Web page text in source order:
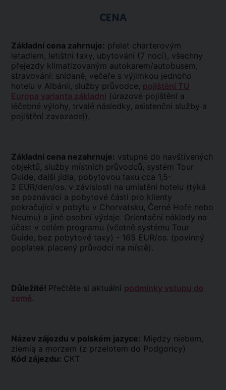
CENA
Základní cena zahrnuje: přelet charterovým
letadlem, letištní taxy, ubytování (7 nocí), všechny
přejezdy klimatizovaným autokarem/autobusem,
stravování: snídaně, večeře s výjimkou jednoho
hotelu v Albánii, služby průvodce, pojištění TU
Europa varianta základní (úrazové pojištění a
léčebné výlohy, trvalé následky, asistenční služby a
pojištění zavazadel).
Základní cena nezahrnuje: vstupné do navštívených
objektů, služby místních průvodců, systém Tour
Guide, další jídla, pobytovou taxu cca 1,5-
2 EUR/den/os. v závislosti na umístění hotelu (týká
se poznávací a pobytové části pro klienty
pokračující v pobytu v Chorvatsku, Černé Hoře nebo
Neumu) a jiné osobní výdaje. Orientační náklady na
účast v celém programu (včetně systému Tour
Guide, bez pobytové taxy) - 165 EUR/os. (povinný
poplatek placený průvodci na místě).
Důležité! Přečtěte si aktuální podmínky vstupu do
země.
Název zájezdu v polském jazyce: Między niebem,
ziemią a morzem (z przelotem do Podgoricy)
Kód zájezdu: CKT